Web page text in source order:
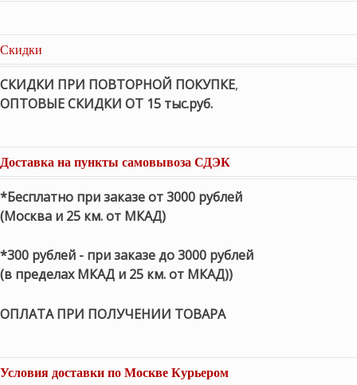
Скидки
СКИДКИ ПРИ ПОВТОРНОЙ ПОКУПКЕ,
ОПТОВЫЕ СКИДКИ ОТ 15 тыс.руб.
Доставка на пункты самовывоза СДЭК
*Бесплатно при заказе от 3000 рублей
(Москва и 25 км. от МКАД)
*300 рублей - при заказе до 3000 рублей
(в пределах МКАД и 25 км. от МКАД))
ОПЛАТА ПРИ ПОЛУЧЕНИИ ТОВАРА
Условия доставки по Москве Курьером